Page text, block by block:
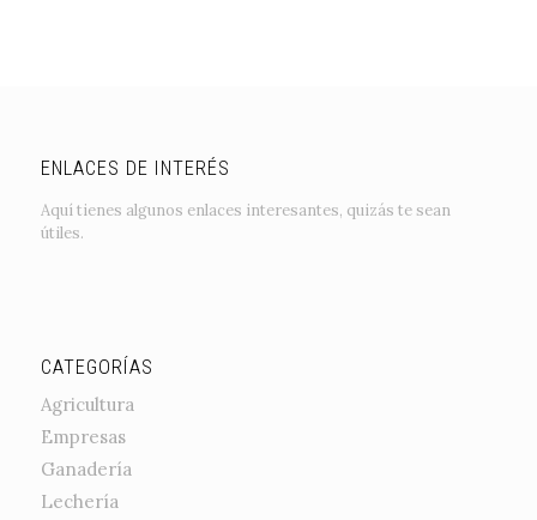
ENLACES DE INTERÉS
Aquí tienes algunos enlaces interesantes, quizás te sean
útiles.
CATEGORÍAS
Agricultura
Empresas
Ganadería
Lechería